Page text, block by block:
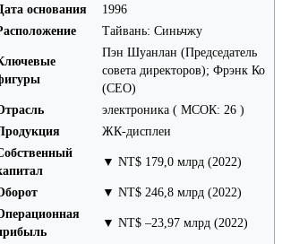
основания
1996
Тайвань: Синьчжу
Пэн Шуанлан (Председатель
совета директоров); Фрэнк Ко
(CEO)
электроника ( МСОК: 26 )
ЖК-дисплеи
▼ NT$ 179,0 млрд (2022)
▼ NT$ 246,8 млрд (2022)
▼ NT$ –23,97 млрд (2022)